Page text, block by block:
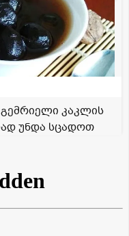
კაკლის
უნდა სცადოთ